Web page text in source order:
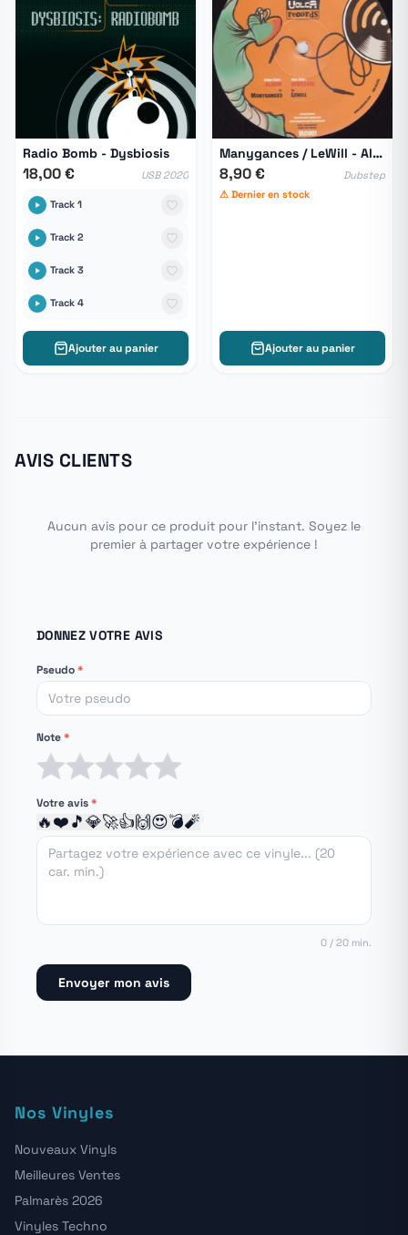
Radio Bomb - Dysbiosis
18,00 € USB 2020
Track 1
Track 2
Track 3
Track 4
Ajouter au panier
Manygances / LeWill - Alarm / Invasion
8,90 €
Dubstep
⚠ Dernier en stock
Ajouter au panier
AVIS CLIENTS
Aucun avis pour ce produit pour l'instant. Soyez le
premier à partager votre expérience !
DONNEZ VOTRE AVIS
Pseudo*
Note*
Votre avis*
🔥❤️🎵💎🚀👍🙌😍💣🧨
0 / 20 min.
Envoyer mon avis
Nos Vinyles
Nouveaux Vinyls
Meilleures Ventes
Palmarès 2026
Vinyles Techno